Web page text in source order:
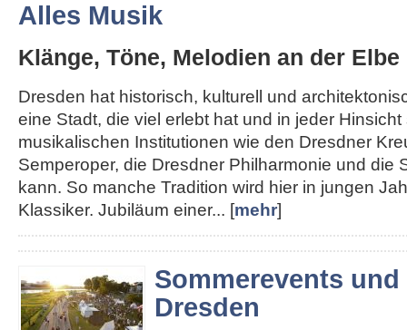
Alles Musik
Klänge, Töne, Melodien an der Elbe
Dresden hat historisch, kulturell und
eine Stadt, die viel erlebt hat und in jeder
musikalischen Institutionen wie den Dresdner
Semperoper, die Dresdner Philharmonie und die
kann. So manche Tradition wird hier in jungen
Klassiker. Jubiläum einer... [mehr]
Sommerevents
Dresden